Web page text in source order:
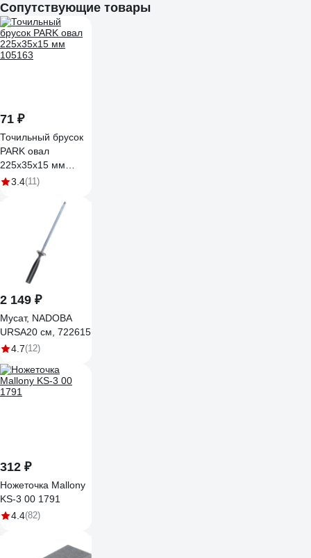
Сопутствующие товары
71 ₽
Точильный брусок
PARK овал
225x35x15 мм
105163
3.4(11)
2 149 ₽
Мусат, NADOBA
URSA20 см, 722615
4.7(12)
312 ₽
Ножеточка Mallony
KS-3 00 1791
4.4(82)